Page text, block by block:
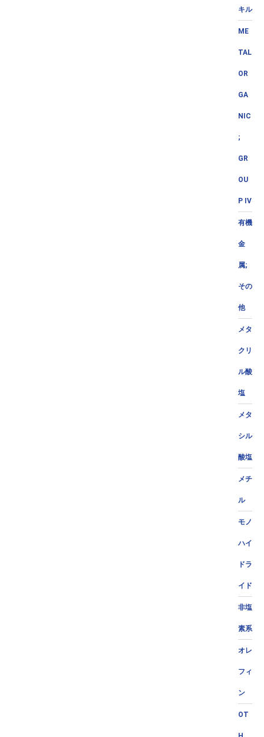
キル
ME
TAL
OR
GA
NIC
;
GR
OU
P IV
有機
金
属;
その
他
メタ
クリ
ル酸
塩
メタ
シル
酸塩
メチ
ル
モノ
ハイ
ドラ
イド
非塩
素系
オレ
フィ
ン
OT